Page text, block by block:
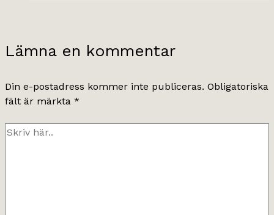
Lämna en kommentar
Din e-postadress kommer inte publiceras. Obligatoriska
fält är märkta *
Skriv